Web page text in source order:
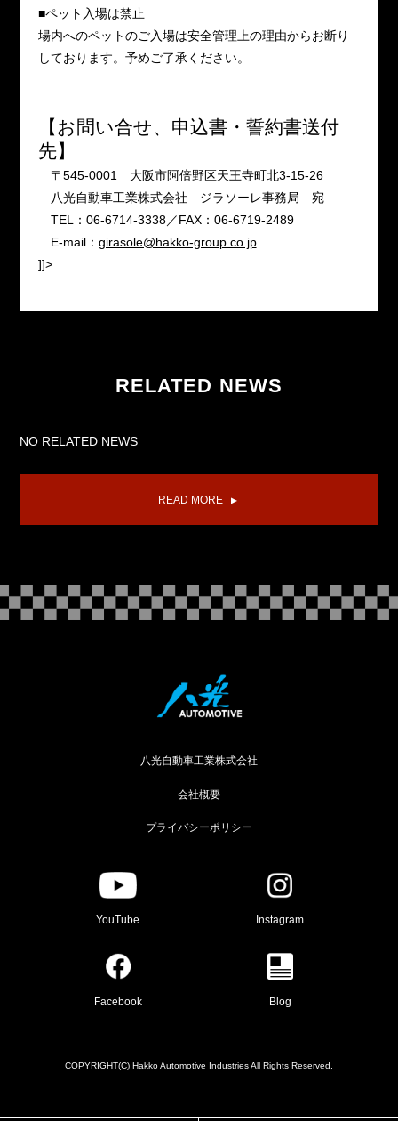
■ペット入場は禁止
場内へのペットのご入場は安全管理上の理由からお断り
しております。予めご了承ください。
【お問い合せ、申込書・誓約書送付
先】
〒545-0001 大阪市阿倍野区天王寺町北3-15-26
八光自動車工業株式会社 ジラソーレ事務局 宛
TEL：06-6714-3338／FAX：06-6719-2489
E-mail： girasole@hakko-group.co.jp
]]>
RELATED NEWS
NO RELATED NEWS
READ MORE
八光自動車工業株式会社
会社概要
プライバシーポリシー
YouTube Instagram
Facebook Blog
COPYRIGHT(C) Hakko Automotive Industries All Rights Reserved.